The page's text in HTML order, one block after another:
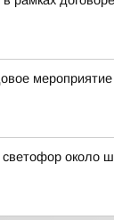
светофор